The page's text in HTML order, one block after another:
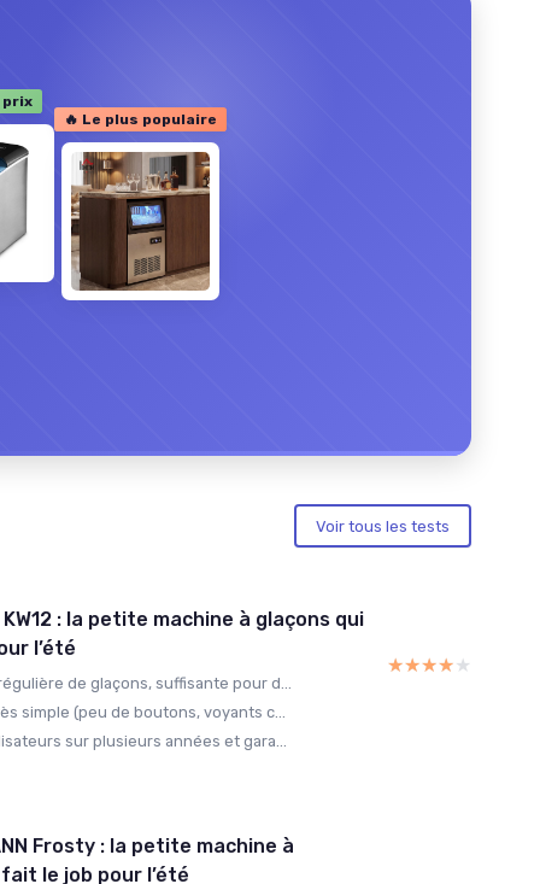
prix
🔥 Le plus populaire
Voir tous les tests
: la petite machine à glaçons qui
l’été
de glaçons, suffisante pour d...
simple (peu de boutons, voyants c...
sur plusieurs années et gara...
★★★★★
★★★★★
Frosty : la petite machine à
le job pour l’été